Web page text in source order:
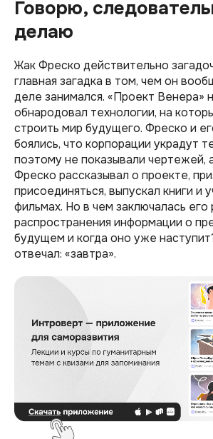
Говорю,
делаю
Жак Фреско действительно
главная загадка в том, чем он
деле занимался. «Проект Венера»
обнародовал технологии, на
строить мир будущего. Фреско и
боялись, что корпорации украдут
поэтому не показывали чертежей,
Фреско рассказывал о проекте,
присоединяться, выпускал книги и
фильмах. Но в чем заключалась его
распространения информации о
будущем и когда оно уже
отвечал: «завтра».